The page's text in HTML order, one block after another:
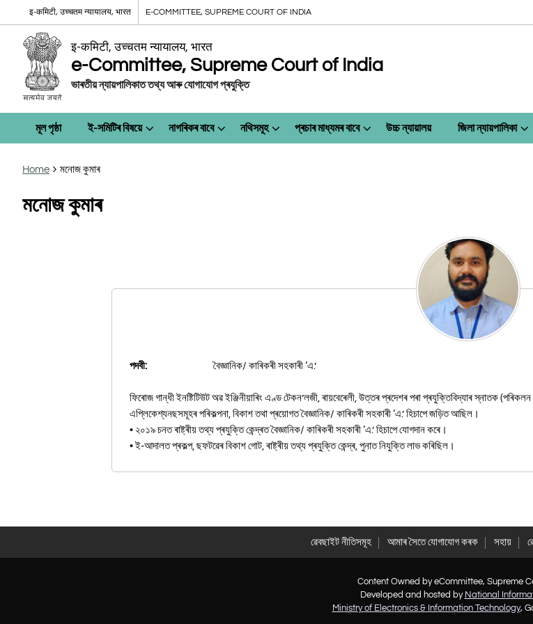
इ-कमिटी, उच्चतम न्यायालय, भारत E-COMMITTEE, SUPREME COURT OF INDIA
इ-कमिटी, उच्चतम न्यायालय, भारत
e-Committee, Supreme Court of India
ভাৰতীয় ন্যায়পালিকাত তথ্য আৰু যোগাযোগ প্ৰযুক্তি
মূল পৃষ্ঠা ই-সমিটিৰ বিষয়ে নাগৰিকৰ বাবে নথিসমূহ প্ৰচাৰ মাধ্যমৰ বাবে উচ্চ ন্যায়ালয় জিলা ন্যায়পালিকা
Home মনোজ কুমাৰ
মনোজ কুমাৰ
পদবী: বৈজ্ঞানিক/ কাৰিকৰী সহকাৰী ‘এ.’
ফিৰোজ গান্ধী ইনষ্টিটিউট অৱ ইঞ্জিনীয়াৰিং এণ্ড টেকন’লজী, ৰায়বেৰেলী, উত্তৰ প্ৰদেশৰ পৰা প্ৰযুক্তিবিদ্যাৰ স্নাতক
এপ্লিকেশ্যনছসমূহৰ পৰিকল্পনা, বিকাশ তথা প্ৰয়োগত বৈজ্ঞানিক/ কাৰিকৰী সহকাৰী ‘এ.’ হিচাপে জড়িত আছিল।
• ২০১৯ চনত ৰাষ্ট্ৰীয় তথ্য প্ৰযুক্তি কেন্দ্ৰত বৈজ্ঞানিক/ কাৰিকৰী সহকাৰী ‘এ.’ হিচাপে যোগদান কৰে।
• ই-আদালত প্ৰকল্প, ছফটৱেৰ বিকাশ গোট, ৰাষ্ট্ৰীয় তথ্য প্ৰযুক্তি কেন্দ্ৰ, পুনাত নিযুক্তি লাভ কৰিছিল।
ৱেবছাইট নীতিসমূহ আমাৰ সৈতে যোগাযোগ কৰক সহায়
Content Owned by eCommittee, Supreme
Developed and hosted by National
Ministry of Electronics & Information Technology,